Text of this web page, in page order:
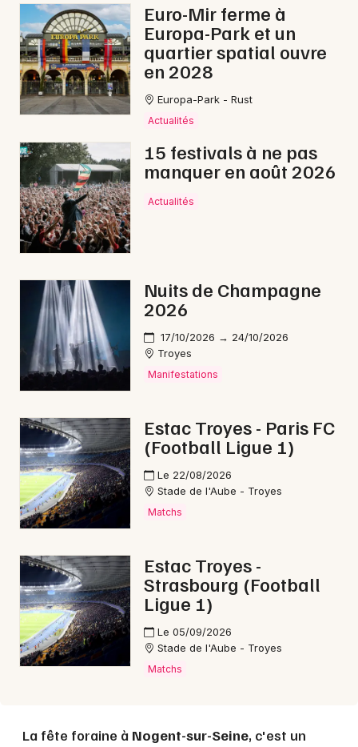
Sorties & loisirs
Fête foraine dans l' Aube
Fête foraine en Champagne-Ardenne
Fête foraine dans le Grand Est
Newsletter des sorties
Actus à Nogent-sur-Seine
Magazine à Nogent-sur-Seine
10 - Aube
Mon email
Je m'abonne
Euro-Mir ferme à
Europa-Park et un
quartier spatial ouvre
en 2028
Europa-Park - Rust
Actualités
15 festivals à ne pas
manquer en août 2026
Actualités
Nuits de Champagne
2026
17/10/2026 → 24/10/2026
Troyes
Manifestations
Estac Troyes - Paris FC
(Football Ligue 1)
Le 22/08/2026
Stade de l'Aube - Troyes
Matchs
Estac Troyes -
Strasbourg (Football
Ligue 1)
Le 05/09/2026
Stade de l'Aube - Troyes
Matchs
La fête foraine à Nogent-sur-Seine, c'est un